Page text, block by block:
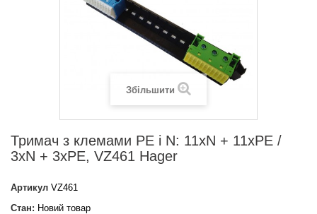
Збільшити
Тримач з клемами PE і N: 11xN + 11xPE /
3xN + 3xPE, VZ461 Hager
Артикул VZ461
Стан: Новий товар